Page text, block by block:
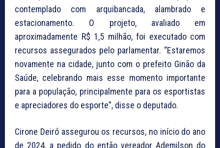
contemplado com arquibancada, alambrado e
estacionamento. O projeto, avaliado em
aproximadamente R$ 1,5 milhão, foi executado com
recursos assegurados pelo parlamentar. “Estaremos
novamente na cidade, junto com o prefeito Ginão da
Saúde, celebrando mais esse momento importante
para a população, principalmente para os esportistas
e apreciadores do esporte”, disse o deputado.
Cirone Deiró assegurou os recursos, no início do ano
de 2024, a pedido do então vereador Ademilson do